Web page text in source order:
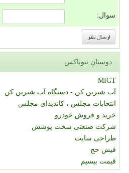
سوال:
دوستان نیوباکس
MIGT
آب شیرین کن - دستگاه آب شیرین کن
انتخابات مجلس ، کاندیدای مجلس
خرید و فروش خودرو
شرکت صنعتی سخت پوشش
طراحی سایت
فیش حج
قیمت بیسیم